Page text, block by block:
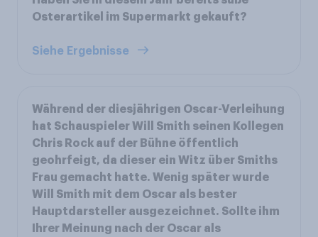
Osterartikel im Supermarkt gekauft?
Siehe Ergebnisse
Während der diesjährigen Oscar-Verleihung
hat Schauspieler Will Smith seinen Kollegen
Chris Rock auf der Bühne öffentlich
geohrfeigt, da dieser ein Witz über Smiths
Frau gemacht hatte. Wenig später wurde
Will Smith mit dem Oscar als bester
Hauptdarsteller ausgezeichnet. Sollte ihm
Ihrer Meinung nach der Oscar als